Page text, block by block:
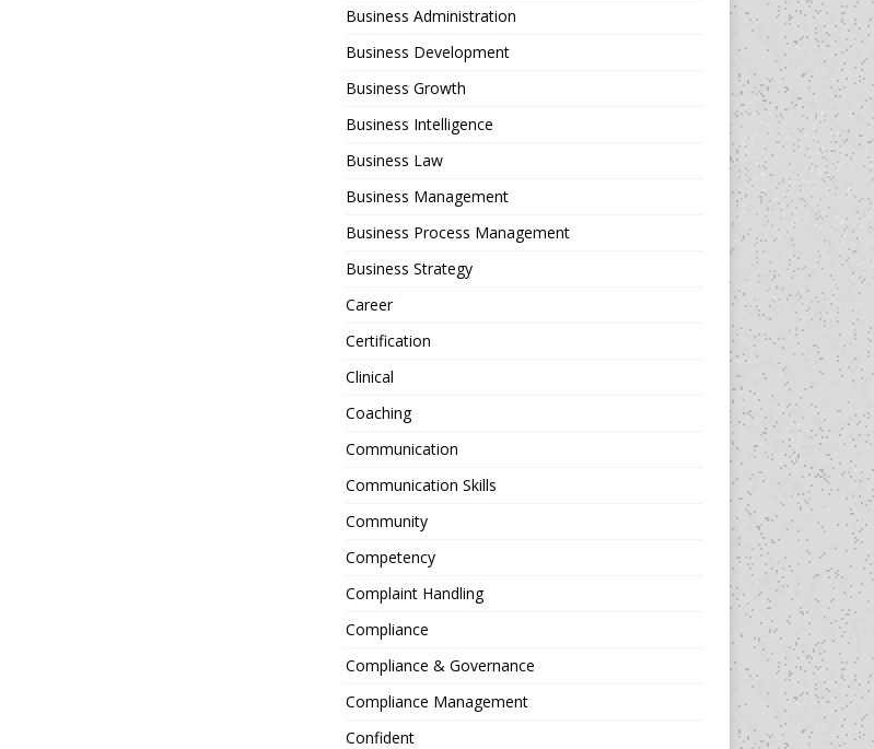
Business Administration
Business Development
Business Growth
Business Intelligence
Business Law
Business Management
Business Process Management
Business Strategy
Career
Certification
Clinical
Coaching
Communication
Communication Skills
Community
Competency
Complaint Handling
Compliance
Compliance & Governance
Compliance Management
Confident